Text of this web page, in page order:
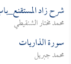
شرح زاد
محمد مختار الشنقيطي
سورة الذاريات
محمد جبريل